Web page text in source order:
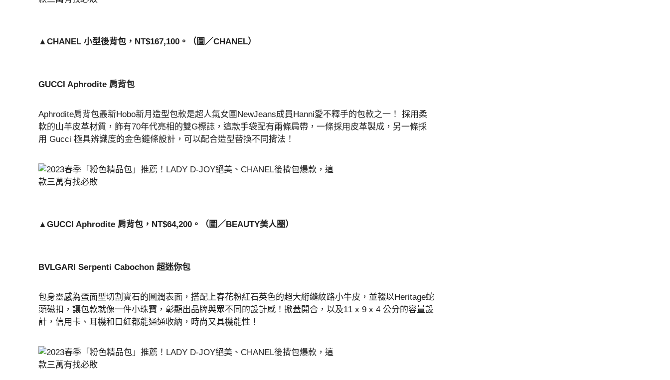
▲CHANEL 小型後背包，NT$167,100。（圖／CHANEL）
GUCCI Aphrodite 肩背包
Aphrodite肩背包最新Hobo新月造型包款是超人氣女團NewJeans成員Hanni愛不釋手的包款之一！ 採用柔
軟的山羊皮革材質，飾有70年代亮相的雙G標誌，這款手袋配有兩條肩帶，一條採用皮革製成，另一條採
用 Gucci 極具辨識度的金色鏈條設計，可以配合造型替換不同揹法！
▲GUCCI Aphrodite 肩背包，NT$64,200。（圖／BEAUTY美人圈）
BVLGARI Serpenti Cabochon 超迷你包
包身靈感為蛋面型切割寶石的圓潤表面，搭配上春花粉紅石英色的超大絎縫紋路小牛皮，並輟以Heritage蛇
頭磁扣，讓包款就像一件小珠寶，彰顯出品牌與眾不同的設計感！掀蓋開合，以及11 x 9 x 4 公分的容量設
計，信用卡、耳機和口紅都能通通收納，時尚又具機能性！